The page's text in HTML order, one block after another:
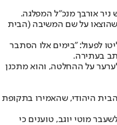
שהוצאו על שם המשיבה (הבית
לפעול: "בימים אלו הסתבר
על ההחלטה, והוא מתכנן
היהודי, שהאמירו בתקופת
מוטי יוגב, טוענים כי